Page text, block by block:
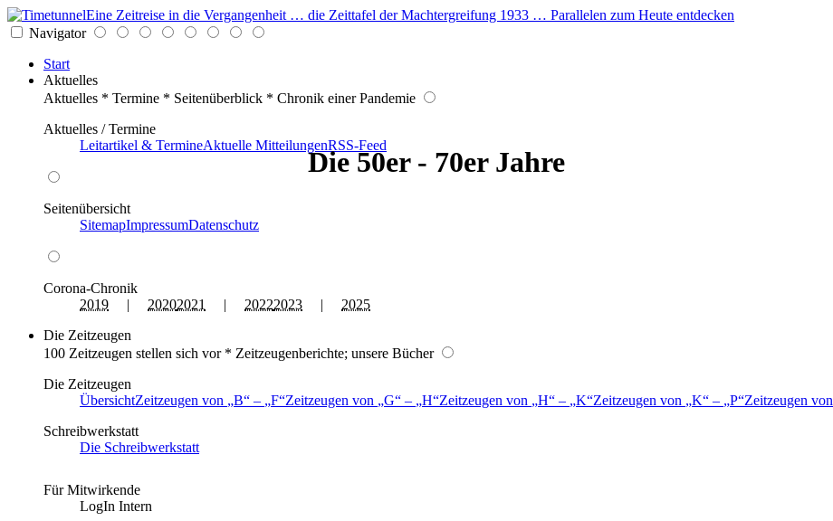
Eine Zeitreise in die Vergangenheit … die Zeittafel der Machtergreifung 1933 … Parallelen zum Heute entdecken
Navigator
Start
Aktuelles
Aktuelles * Termine * Seitenüberblick * Chronik einer Pandemie
Aktuelles / Termine
Leitartikel & TermineAktuelle MitteilungenRSS-Feed
Seitenübersicht
SitemapImpressumDatenschutz
Corona-Chronik
2019 | 20202021 | 20222023 | 2025
Die Zeitzeugen
100 Zeitzeugen stellen sich vor * Zeitzeugenberichte; unsere Bücher
Die Zeitzeugen
ÜbersichtZeitzeugen von B – F Zeitzeugen von G – H Zeitzeugen von H – K Zeitzeugen von K – P Zeitzeugen von
Schreibwerkstatt
Die Schreibwerkstatt
Für Mitwirkende
LogIn Intern
Die 50er - 70er Jahre